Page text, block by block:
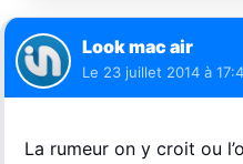
Look mac air
Le 23 juillet 2014 à
La rumeur on y croit ou